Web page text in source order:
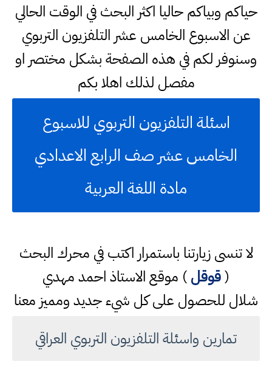
حياكم وبياكم حاليا اكثر البحث في الوقت الحالي
عن الاسبوع الخامس عشر التلفزيون التربوي
وسنوفر لكم في هذه الصفحة بشكل مختصر او
مفصل لذلك اهلا بكم
اسئلة التلفزيون التربوي للاسبوع
الخامس عشر صف الرابع الاعدادي
مادة اللغة العربية
لا تنسى زيارتنا باستمرار اكتب في محرك البحث
(قوقل) موقع الاستاذ احمد مهدي
شلال للحصول على كل شيء جديد ومميز معنا
تمارين واسئلة التلفزيون التربوي العراقي